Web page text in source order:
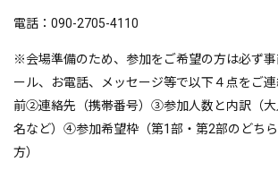
電話：090-2705-4110
※会場準備のため、参加をご希望の方は必ず
ール、お電話、メッセージ等で以下４点をご
前②連絡先（携帯番号）③参加人数と内訳（大
名など）④参加希望枠（第1部・第2部のどち
方）